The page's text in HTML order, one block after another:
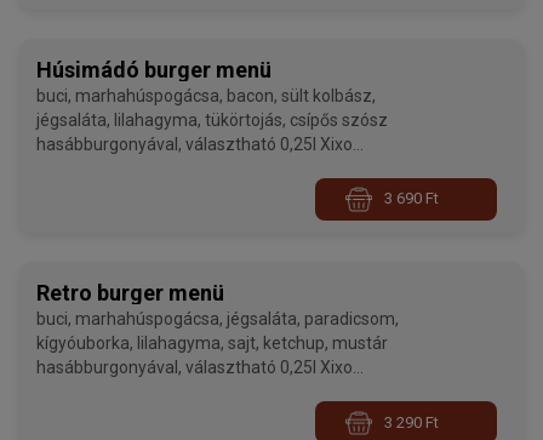
Húsimádó burger menü
buci, marhahúspogácsa, bacon, sült kolbász,
jégsaláta, lilahagyma, tükörtojás, csípős szósz
hasábburgonyával, választható 0,25l Xixo
3 690 Ft
Retro burger menü
buci, marhahúspogácsa, jégsaláta, paradicsom,
kígyóuborka, lilahagyma, sajt, ketchup, mustár
hasábburgonyával, választható 0,25l Xixo
3 290 Ft